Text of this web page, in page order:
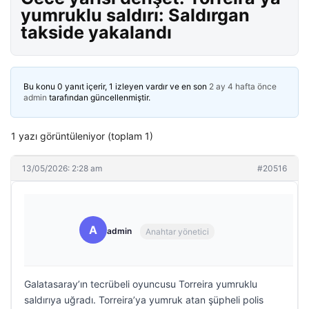
yumruklu saldırı: Saldırgan
takside yakalandı
Bu konu 0 yanıt içerir, 1 izleyen vardır ve en son 2 ay 4 hafta önce
admin tarafından güncellenmiştir.
1 yazı görüntüleniyor (toplam 1)
13/05/2026: 2:28 am #20516
A admin Anahtar yönetici
Galatasaray’ın tecrübeli oyuncusu Torreira yumruklu
saldırıya uğradı. Torreira’ya yumruk atan şüpheli polis